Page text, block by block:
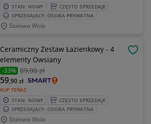
STAN: NOWY
CZĘSTO SPRZEDAJE
SPRZEDAJĄCY: OSOBA PRYWATNA
Stalowa Wola
Ceramiczny Zestaw Łazienkowy - 4
elementy Owsiany
-33% 89,90 zł
KUP TERAZ
59,90zł
STAN: NOWY
CZĘSTO SPRZEDAJE
SPRZEDAJĄCY: OSOBA PRYWATNA
Stalowa Wola